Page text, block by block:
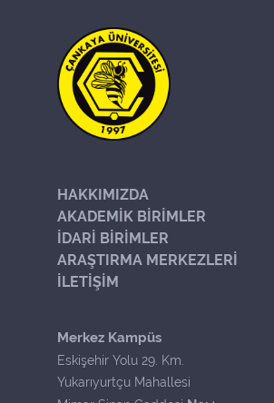
HAKKIMIZDA
AKADEMİK BİRİMLER
İDARİ BİRİMLER
ARAŞTIRMA MERKEZLERİ
İLETİŞİM
Merkez Kampüs
Eskişehir Yolu 29. Km.
Yukarıyurtçu Mahallesi